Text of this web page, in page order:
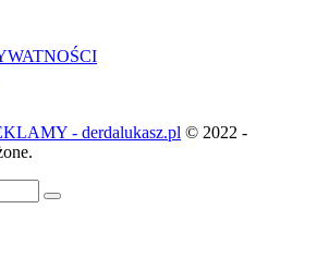
- derdalukasz.pl © 2022 -